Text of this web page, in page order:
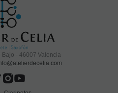
Bajo - 46007 Valencia